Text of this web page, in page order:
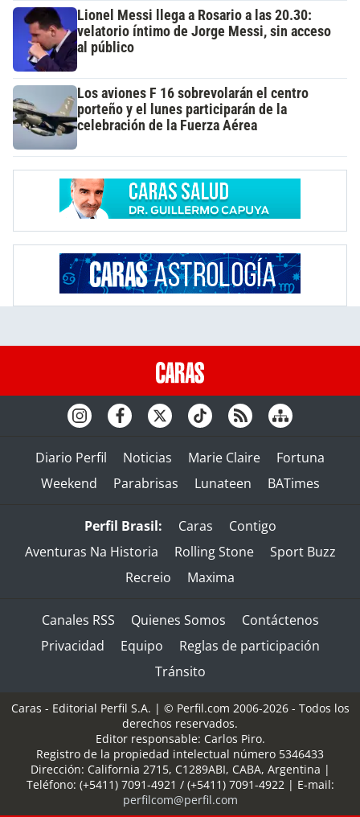
Lionel Messi llega a Rosario a las 20.30:
velatorio íntimo de Jorge Messi, sin acceso
al público
Los aviones F 16 sobrevolarán el centro
porteño y el lunes participarán de la
celebración de la Fuerza Aérea
Diario Perfil Noticias Marie Claire
Fortuna
Weekend
Parabrisas Lunateen BATimes
Perfil Brasil: Caras
Contigo
Aventuras Na Historia
Rolling Stone
Sport Buzz
Recreio
Maxima
Canales RSS Quienes Somos
Contáctenos
Privacidad
Equipo
Reglas de participación
Tránsito
Caras - Editorial Perfil S.A. | © Perfil.com 2006-2026 - Todos los
derechos reservados.
Editor responsable: Carlos Piro.
Registro de la propiedad intelectual número 5346433
Dirección: California 2715, C1289ABI, CABA, Argentina |
Teléfono: (+5411) 7091-4921 / (+5411) 7091-4922 | E-mail:
perfilcom@perfil.com